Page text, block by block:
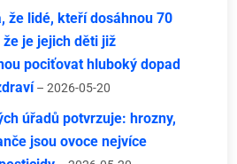
že lidé, kteří dosáhnou 70
je jejich děti již
pociťovat hluboký dopad
– 2026-05-20
úřadů potvrzuje: hrozny,
jsou ovoce nejvíce